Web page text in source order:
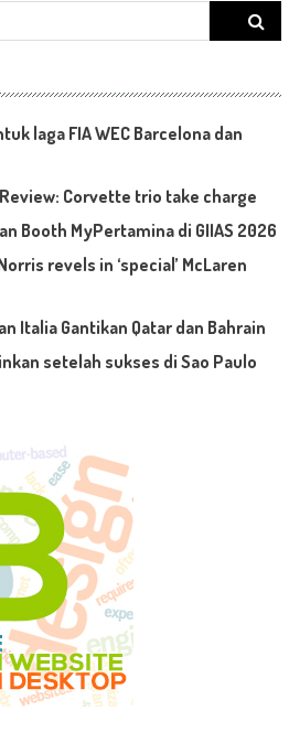
Search
for:
laga FIA WEC Barcelona dan
Corvette trio take charge
Booth MyPertamina di GIIAS 2026
revels in ‘special’ McLaren
Italia Gantikan Qatar dan Bahrain
setelah sukses di Sao Paulo